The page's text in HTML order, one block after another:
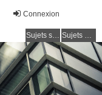
Connexion
Sujets sans réponse Sujets actifs